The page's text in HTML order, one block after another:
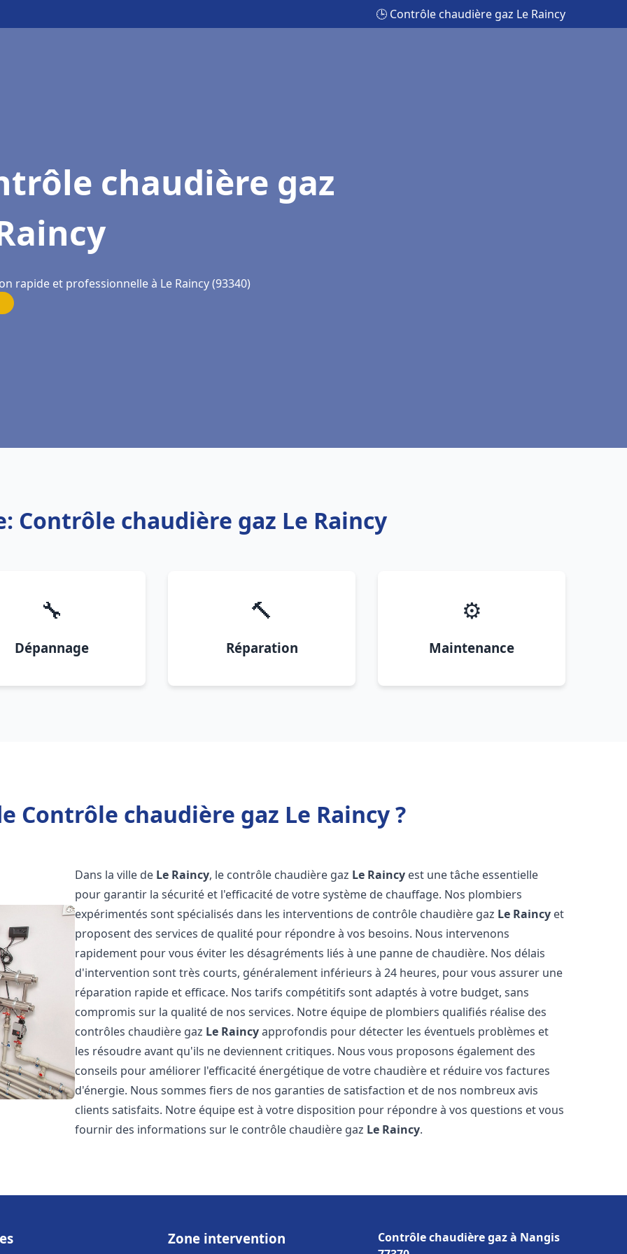
🕒 Contrôle chaudière gaz Le Raincy
chaudière gaz
rapide et professionnelle à Le Raincy (93340)
Contrôle chaudière gaz Le Raincy
🔧
Dépannage
🔨
Réparation
⚙️
Maintenance
Contrôle chaudière gaz Le Raincy ?
Dans la ville de Le Raincy, le contrôle chaudière gaz Le Raincy est une tâche essentielle
pour garantir la sécurité et l'efficacité de votre système de chauffage. Nos plombiers
expérimentés sont spécialisés dans les interventions de contrôle chaudière gaz Le Raincy et
proposent des services de qualité pour répondre à vos besoins. Nous intervenons
rapidement pour vous éviter les désagréments liés à une panne de chaudière. Nos délais
d'intervention sont très courts, généralement inférieurs à 24 heures, pour vous assurer une
réparation rapide et efficace. Nos tarifs compétitifs sont adaptés à votre budget, sans
compromis sur la qualité de nos services. Notre équipe de plombiers qualifiés réalise des
contrôles chaudière gaz Le Raincyapprofondis pour détecter les éventuels problèmes et
les résoudre avant qu'ils ne deviennent critiques. Nous vous proposons également des
conseils pour améliorer l'efficacité énergétique de votre chaudière et réduire vos factures
d'énergie. Nous sommes fiers de nos garanties de satisfaction et de nos nombreux avis
clients satisfaits. Notre équipe est à votre disposition pour répondre à vos questions et vous
fournir des informations sur le contrôle chaudière gaz Le Raincy.
Zone intervention
Contrôle chaudière gaz à Nangis